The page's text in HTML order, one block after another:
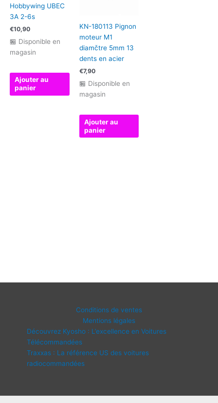
Hobbywing UBEC
3A 2-6s
€10,90
🏪 Disponible en
magasin
Ajouter au
panier
KN-180113 Pignon
moteur M1
diamčtre 5mm 13
dents en acier
€7,90
🏪 Disponible en
magasin
Ajouter au
panier
Conditions de ventes
Mentions légales
Découvrez Kyosho : L’excellence en Voitures
Télécommandées
Traxxas : La référence US des voitures
radiocommandées